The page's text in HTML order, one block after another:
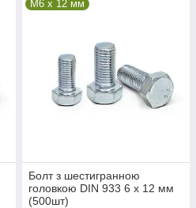
М6 x 12 мм
Болт з шестигранною
головкою DIN 933 6 х 12 мм
(500шт)